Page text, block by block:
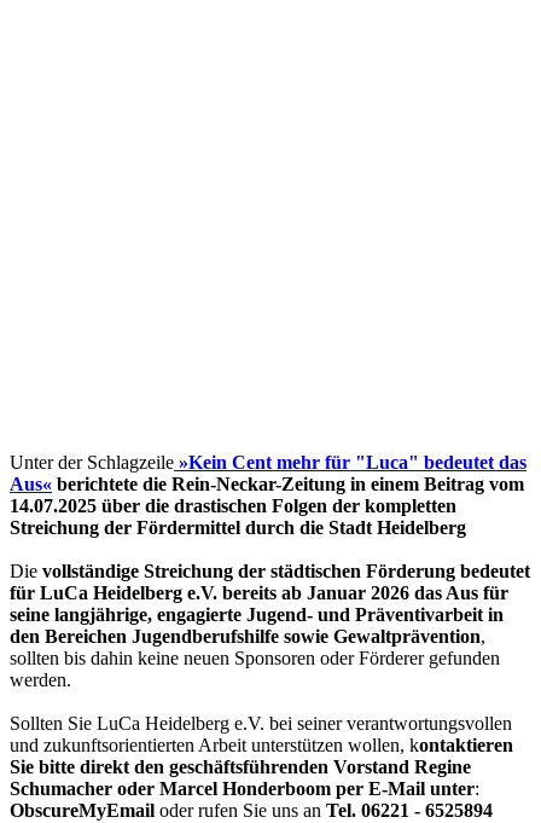
Unter der Schlagzeile »Kein Cent mehr für "Luca" bedeutet das
Aus« berichtete die Rein-Neckar-Zeitung in einem Beitrag vom
14.07.2025 über die drastischen Folgen der kompletten
Streichung der Fördermittel durch die Stadt Heidelberg
Die vollständige Streichung der städtischen Förderung bedeutet
für LuCa Heidelberg e.V. bereits ab Januar 2026 das Aus für
seine langjährige, engagierte Jugend- und Präventivarbeit in
den Bereichen Jugendberufshilfe sowie Gewaltprävention,
sollten bis dahin keine neuen Sponsoren oder Förderer gefunden
werden.
Sollten Sie LuCa Heidelberg e.V. bei seiner verantwortungsvollen
und zukunftsorientierten Arbeit unterstützen wollen, kontaktieren
Sie bitte direkt den geschäftsführenden Vorstand Regine
Schumacher oder Marcel Honderboom per E-Mail unter:
ObscureMyEmail oder rufen Sie uns an Tel. 06221 - 6525894